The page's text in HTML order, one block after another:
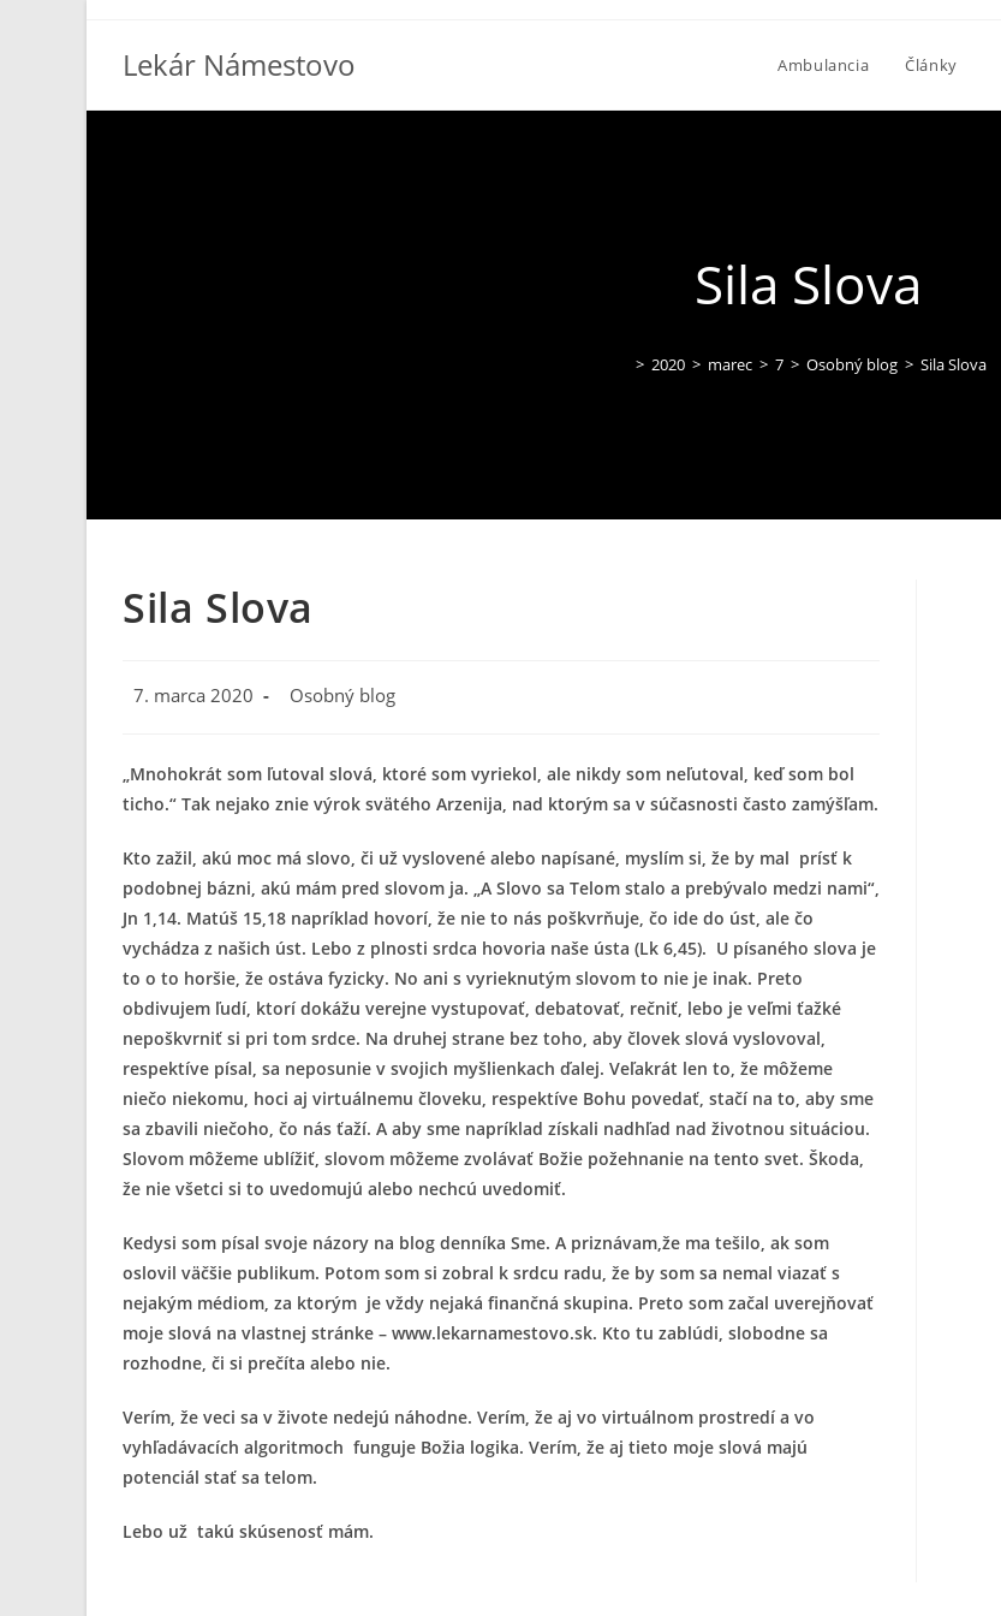
Lekár Námestovo Ambulancia Články
Sila Slova
> 2020 > marec > 7 > Osobný blog > Sila Slova
Sila Slova
Post
7. marca 2020
Post
Osobný blog
„Mnohokrát som ľutoval slová, ktoré som vyriekol, ale nikdy som neľutoval, keď som bol
ticho.“ Tak nejako znie výrok svätého Arzenija, nad ktorým sa v súčasnosti často zamýšľam.
Kto zažil, akú moc má slovo, či už vyslovené alebo napísané, myslím si, že by mal prísť k
podobnej bázni, akú mám pred slovom ja. „A Slovo sa Telom stalo a prebývalo medzi nami“,
Jn 1,14. Matúš 15,18 napríklad hovorí, že nie to nás poškvrňuje, čo ide do úst, ale čo
vychádza z našich úst. Lebo z plnosti srdca hovoria naše ústa (Lk 6,45). U písaného slova je
to o to horšie, že ostáva fyzicky. No ani s vyrieknutým slovom to nie je inak. Preto
obdivujem ľudí, ktorí dokážu verejne vystupovať, debatovať, rečniť, lebo je veľmi ťažké
nepoškvrniť si pri tom srdce. Na druhej strane bez toho, aby človek slová vyslovoval,
respektíve písal, sa neposunie v svojich myšlienkach ďalej. Veľakrát len to, že môžeme
niečo niekomu, hoci aj virtuálnemu človeku, respektíve Bohu povedať, stačí na to, aby sme
sa zbavili niečoho, čo nás ťaží. A aby sme napríklad získali nadhľad nad životnou situáciou.
Slovom môžeme ublížiť, slovom môžeme zvolávať Božie požehnanie na tento svet. Škoda,
že nie všetci si to uvedomujú alebo nechcú uvedomiť.
Kedysi som písal svoje názory na blog denníka Sme. A priznávam,že ma tešilo, ak som
oslovil väčšie publikum. Potom som si zobral k srdcu radu, že by som sa nemal viazať s
nejakým médiom, za ktorým je vždy nejaká finančná skupina. Preto som začal uverejňovať
moje slová na vlastnej stránke – www.lekarnamestovo.sk. Kto tu zablúdi, slobodne sa
rozhodne, či si prečíta alebo nie.
Verím, že veci sa v živote nedejú náhodne. Verím, že aj vo virtuálnom prostredí a vo
vyhľadávacích algoritmoch funguje Božia logika. Verím, že aj tieto moje slová majú
potenciál stať sa telom.
Lebo už takú skúsenosť mám.